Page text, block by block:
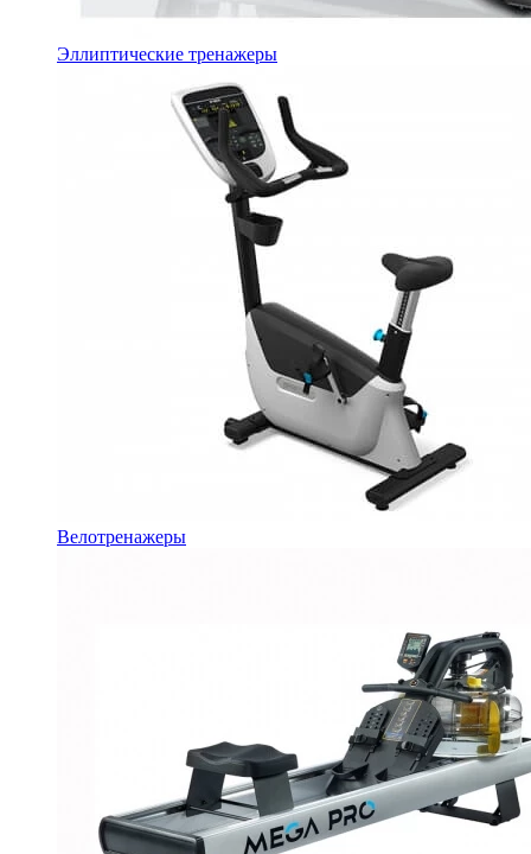
Эллиптические тренажеры
Велотренажеры